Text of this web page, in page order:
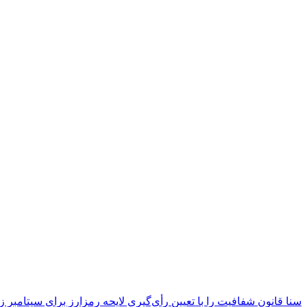
سنا قانون شفافیت را با تعیین رأی‌گیری لایحه رمزارز برای سپتامبر